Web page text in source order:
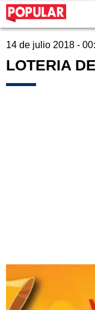
14 de julio 2018 -
LOTERIA